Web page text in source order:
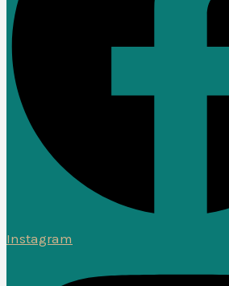
Instagram